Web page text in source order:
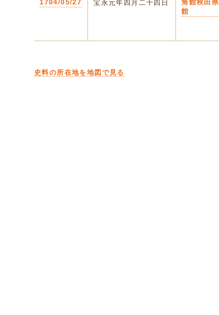
1704/05/27 宝永元年四月二十四日
角館秋田
館
史料の所在地を地図で見る